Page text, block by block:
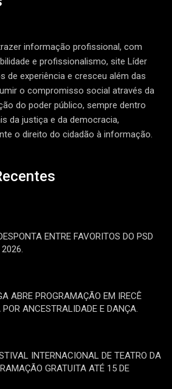
informação profissional, com
e profissionalismo, site Líder
de experiência e cresceu além das
o compromisso social através da
do poder público, sempre dentro
da justiça e da democracia,
o direito do cidadão à informação.
ENTRE FAVORITOS DO PSD
2026.
ABRE PROGRAMAÇÃO EM IRECÊ
ANCESTRALIDADE E DANÇA.
INTERNACIONAL DE TEATRO DA
GRATUITA ATÉ 15 DE